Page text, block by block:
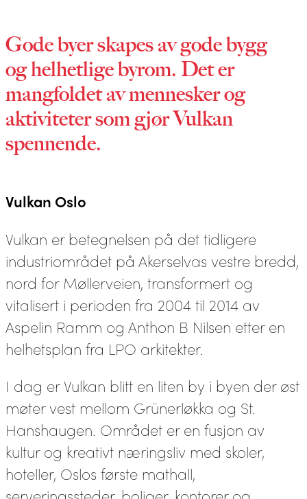
Gode byer skapes av gode bygg
og helhetlige byrom. Det er
mangfoldet av mennesker og
aktiviteter som gjør Vulkan
spennende.
Vulkan Oslo
Vulkan er betegnelsen på det tidligere
industriområdet på Akerselvas vestre bredd,
nord for Møllerveien, transformert og
vitalisert i perioden fra 2004 til 2014 av
Aspelin Ramm og Anthon B Nilsen etter en
helhetsplan fra LPO arkitekter.
I dag er Vulkan blitt en liten by i byen der øst
møter vest mellom Grünerløkka og St.
Hanshaugen. Området er en fusjon av
kultur og kreativt næringsliv med skoler,
hoteller, Oslos første mathall,